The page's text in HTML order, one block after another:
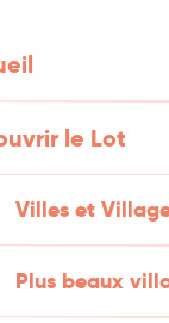
le Lot
Villes et
Plus beaux
Alvignac